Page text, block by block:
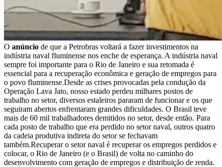
O anúncio de que a Petrobras voltará a fazer investimentos na
indústria naval fluminense nos enche de esperança. A indústria naval
sempre foi importante para o Rio de Janeiro e sua retomada é
essencial para a recuperação econômica e geração de empregos para
o povo fluminense.Desde as crises provocadas pela condução da
Operação Lava Jato, nosso estado perdeu milhares postos de
trabalho no setor, diversos estaleiros pararam de funcionar e os que
seguiram abertos enfrentaram grandes dificuldades. O Brasil teve
mais de 60 mil trabalhadores demitidos no setor, desde então. Para
cada posto de trabalho que era perdido no setor naval, outros quatro
da cadeia produtiva indireta do setor se fechavam
também.Recuperar o setor naval é recuperar os empregos perdidos e
colocar, o Rio de Janeiro (e o Brasil) de volta no caminho do
desenvolvimento com geração de empregos e distribuição de renda.